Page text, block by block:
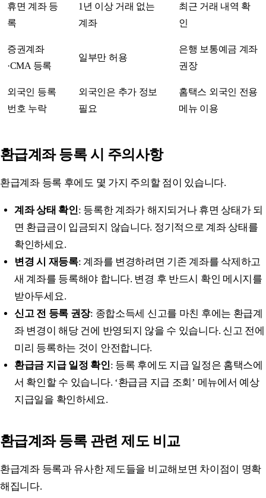
휴면 계좌 등
록
1년 이상 거래 없는
계좌
최근 거래 내역 확
인
증권계좌
·CMA 등록
일부만 허용
은행 보통예금 계좌
권장
외국인 등록
번호 누락
외국인은 추가 정보
필요
홈택스 외국인 전용
메뉴 이용
환급계좌 등록 시 주의사항
환급계좌 등록 후에도 몇 가지 주의할 점이 있습니다.
계좌 상태 확인: 등록한 계좌가 해지되거나 휴면 상태가 되
면 환급금이 입금되지 않습니다. 정기적으로 계좌 상태를
확인하세요.
변경 시 재등록: 계좌를 변경하려면 기존 계좌를 삭제하고
새 계좌를 등록해야 합니다. 변경 후 반드시 확인 메시지를
받아두세요.
신고 전 등록 권장: 종합소득세 신고를 마친 후에는 환급계
좌 변경이 해당 건에 반영되지 않을 수 있습니다. 신고 전에
미리 등록하는 것이 안전합니다.
환급금 지급 일정 확인: 등록 후에도 지급 일정은 홈택스에
서 확인할 수 있습니다. ‘환급금 지급 조회’ 메뉴에서 예상
지급일을 확인하세요.
환급계좌 등록 관련 제도 비교
환급계좌 등록과 유사한 제도들을 비교해보면 차이점이 명확
해집니다.